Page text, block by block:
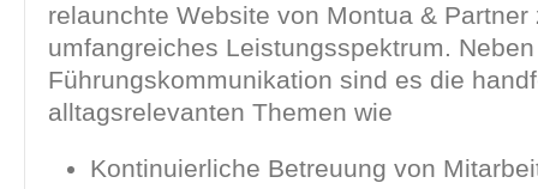
relaunchte Website von Montua & Partner
umfangreiches Leistungsspektrum.
Führungskommunikation sind es die
alltagsrelevanten Themen wie
Kontinuierliche Betreuung von